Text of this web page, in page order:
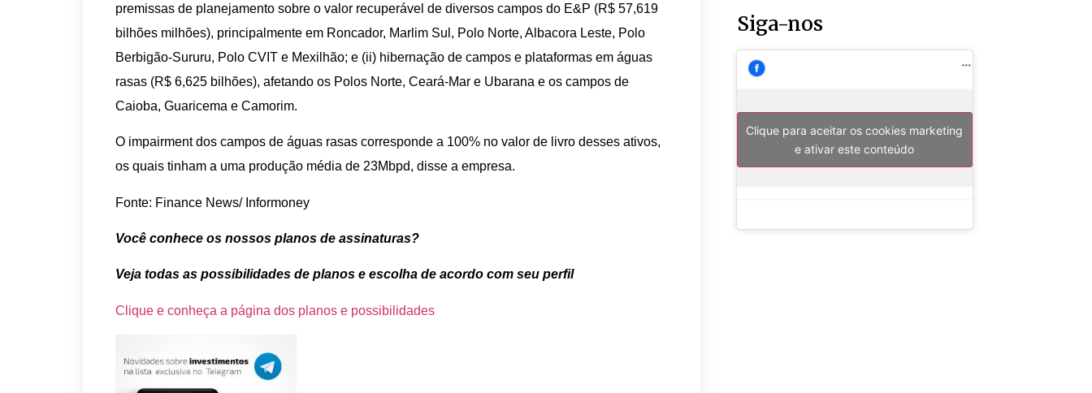
premissas de planejamento sobre o valor recuperável de diversos campos do E&P (R$ 57,619
bilhões milhões), principalmente em Roncador, Marlim Sul, Polo Norte, Albacora Leste, Polo
Berbigão-Sururu, Polo CVIT e Mexilhão; e (ii) hibernação de campos e plataformas em águas
rasas (R$ 6,625 bilhões), afetando os Polos Norte, Ceará-Mar e Ubarana e os campos de
Caioba, Guaricema e Camorim.
O impairment dos campos de águas rasas corresponde a 100% no valor de livro desses ativos,
os quais tinham a uma produção média de 23Mbpd, disse a empresa.
Fonte: Finance News/ Informoney
Você conhece os nossos planos de assinaturas?
Veja todas as possibilidades de planos e escolha de acordo com seu perfil
Clique e conheça a página dos planos e possibilidades
Siga-nos
Clique para aceitar os cookies marketing
e ativar este conteúdo